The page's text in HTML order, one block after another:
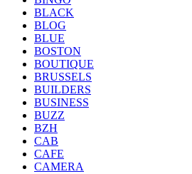
BLACK
BLOG
BLUE
BOSTON
BOUTIQUE
BRUSSELS
BUILDERS
BUSINESS
BUZZ
BZH
CAB
CAFE
CAMERA